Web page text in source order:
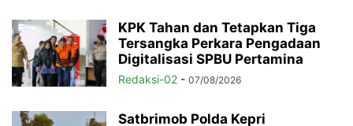
KPK Tahan dan Tetapkan Tiga
Tersangka Perkara Pengadaan
Digitalisasi SPBU Pertamina
Redaksi-02 - 07/08/2026
Satbrimob Polda Kepri